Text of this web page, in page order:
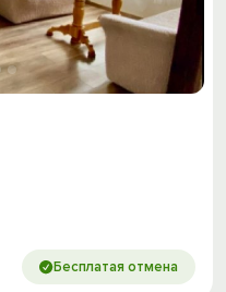
Бесплатая отмена